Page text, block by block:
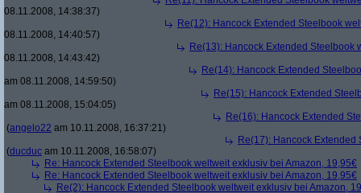
08.11.2008, 14:38:37)
Re(12): Hancock Extended Steelbook
08.11.2008, 14:40:57)
Re(13): Hancock Extended Steelbook
08.11.2008, 14:43:42)
Re(14): Hancock Extended
am 08.11.2008, 14:59:50)
Re(15): Hancock Extended
am 08.11.2008, 15:04:05)
Re(16): Hancock Extended
(angelo22 am 10.11.2008, 16:37:21)
Re(17): Hancock
(ducduc am 10.11.2008, 16:58:07)
Re: Hancock Extended Steelbook weltweit exklusiv bei Amazon, 19,95€
Re: Hancock Extended Steelbook weltweit exklusiv bei Amazon, 19,95€
Re(2): Hancock Extended Steelbook weltweit exklusiv bei Amazon,